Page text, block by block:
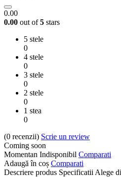
0.00
0.00 out of5 stars
5 stele
0
4 stele
0
3 stele
0
2 stele
0
1 stea
0
(0 recenzii) Scrie un review
Coming soon
Momentan Indisponibil Comparati
Adaugă în coș Comparati
Descriere produs Specificatii Alege